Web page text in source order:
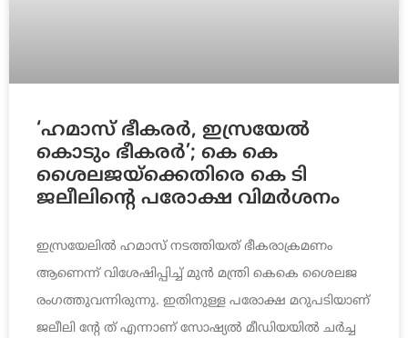
‘ഹമാസ് ഭീകരര്‍, ഇസ്രയേല്‍
കൊടും ഭീകരര്‍’; കെ കെ
ശൈലജയ്‌ക്കെതിരെ കെ ടി
ജലീലിന്റെ പരോക്ഷ വിമര്‍ശനം
ഇസ്രയേലില്‍ ഹമാസ് നടത്തിയത് ഭീകരാക്രമണം
ആണെന്ന് വിശേഷിപ്പിച്ച് മുന്‍ മന്ത്രി കെകെ ശൈലജ
രംഗത്തുവന്നിരുന്നു. ഇതിനുള്ള പരോക്ഷ മറുപടിയാണ്
ജലീലി ന്റേ ത് എന്നാണ് സോഷ്യല്‍ മീഡിയയില്‍ ചര്‍ച്ച